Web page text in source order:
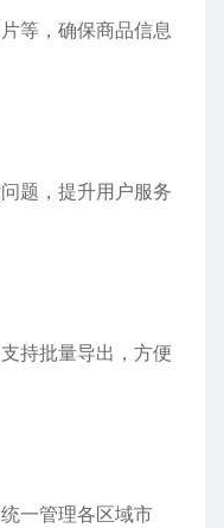
等，确保商品信息
题，提升用户服务
持批量导出，方便
一管理各区域市